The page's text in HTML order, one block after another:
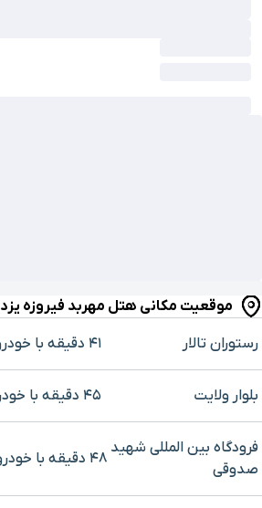
موقعیت مکانی هتل مهربد فیروزه یزد
رستوران تالار ۴۱ دقیقه با خودرو (۴۴ کیلومتر و ۹۳۹ متر)
بلوار ولایت ۴۵ دقیقه با خودرو (۴۸ کیلومتر و ۳۶ متر)
فرودگاه بین المللی شهید
صدوقی
۴۸ دقیقه با خودرو (۵۰ کیلومتر و ۴۲۵ متر)